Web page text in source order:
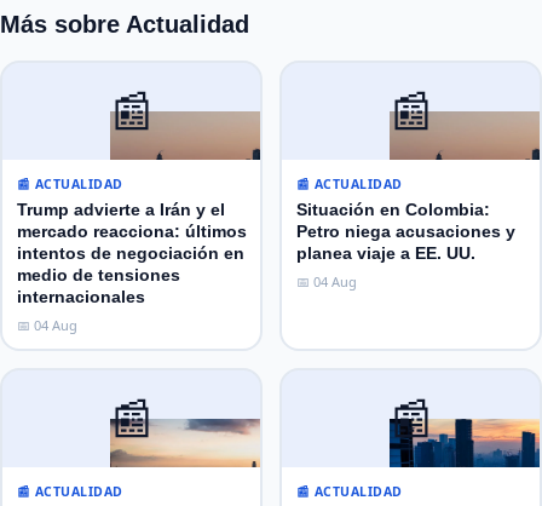
Más sobre Actualidad
📰
📰 ACTUALIDAD
Trump advierte a Irán y el
mercado reacciona: últimos
intentos de negociación en
medio de tensiones
internacionales
📅 04 Aug
📰
📰 ACTUALIDAD
Situación en Colombia:
Petro niega acusaciones y
planea viaje a EE. UU.
📅 04 Aug
📰
📰 ACTUALIDAD
📰
📰 ACTUALIDAD